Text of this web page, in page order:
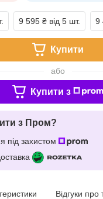
9 595 ₴ від 5 шт. 9
Купити
або
Купити з
з Пром?
під захистом
Відгуки про